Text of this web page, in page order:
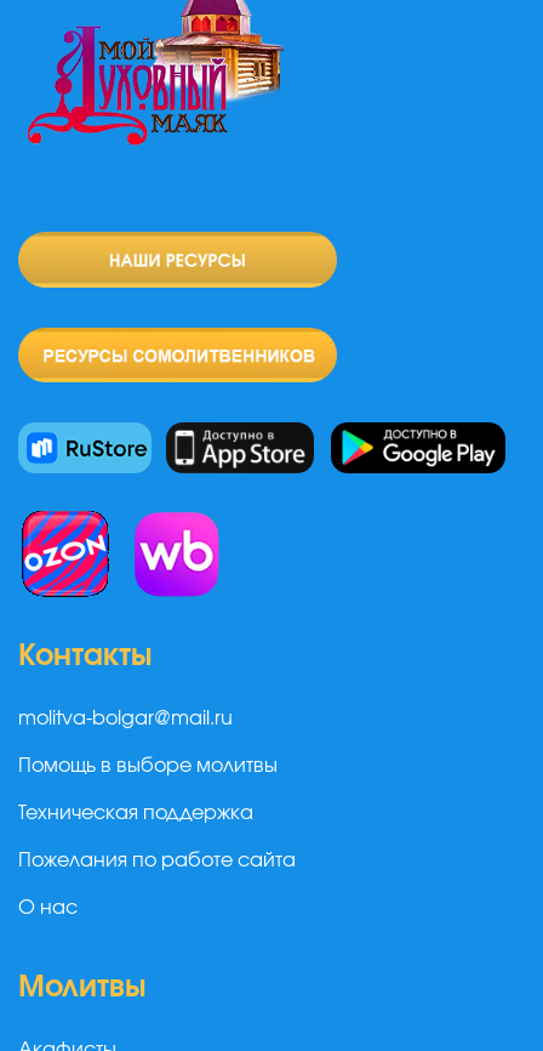
Контакты
molitva-bolgar@mail.ru
Помощь в выборе молитвы
Техническая поддержка
Пожелания по работе сайта
О нас
Молитвы